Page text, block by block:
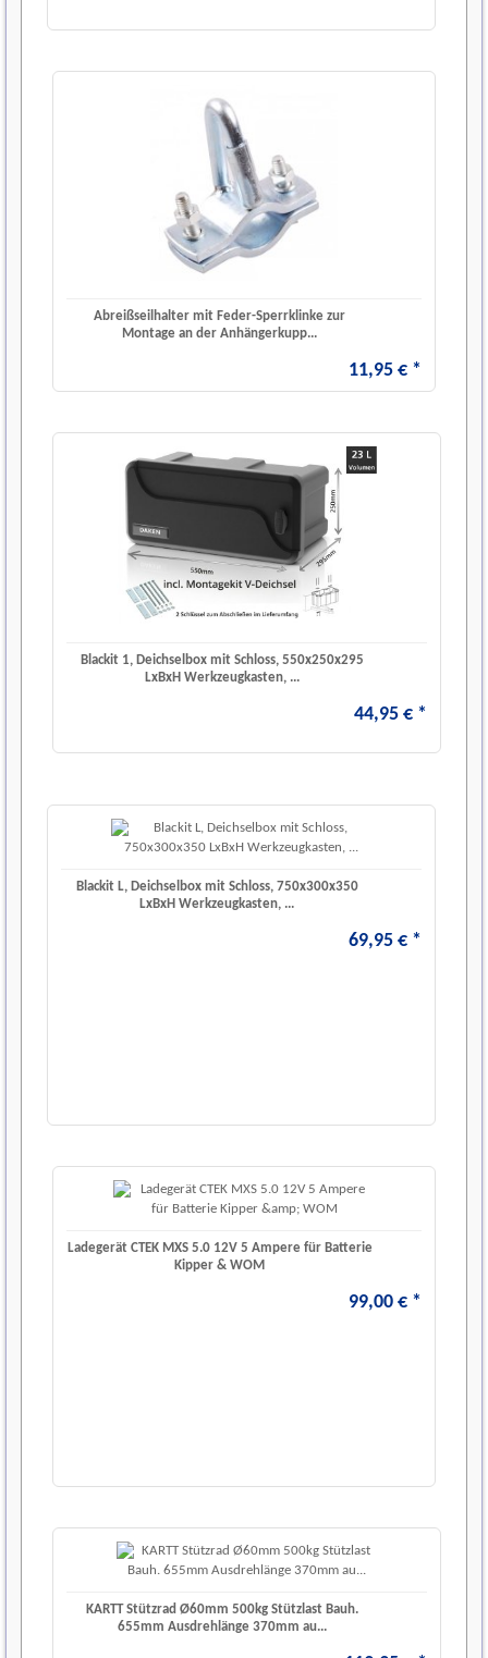
Abreißseilhalter mit Feder-Sperrklinke zur
Montage an der Anhängerkupp...
11,95 € *
Blackit 1, Deichselbox mit Schloss, 550x250x295
LxBxH Werkzeugkasten, ...
44,95 € *
Blackit L, Deichselbox mit Schloss, 750x300x350
LxBxH Werkzeugkasten, ...
69,95 € *
Ladegerät CTEK MXS 5.0 12V 5 Ampere für Batterie
Kipper & WOM
99,00 € *
KARTT Stützrad Ø60mm 500kg Stützlast Bauh.
655mm Ausdrehlänge 370mm au...